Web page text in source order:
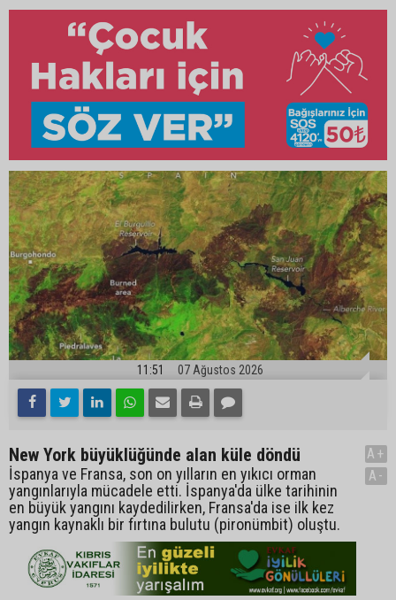
11:51 07 Ağustos 2026
New York büyüklüğünde alan küle döndü
İspanya ve Fransa, son on yılların en yıkıcı orman
yangınlarıyla mücadele etti. İspanya'da ülke tarihinin
en büyük yangını kaydedilirken, Fransa'da ise ilk kez
yangın kaynaklı bir fırtına bulutu (pironümbit) oluştu.
A+
A-